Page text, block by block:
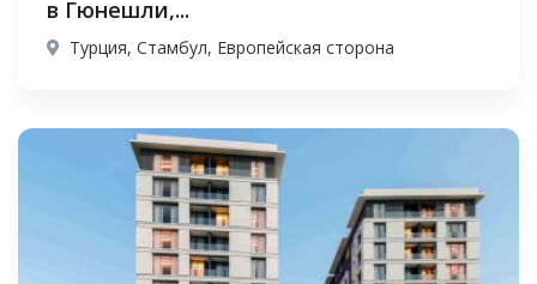
в Гюнешли,...
Турция, Стамбул, Европейская сторона